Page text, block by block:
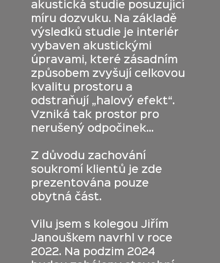
akustická studie posuzující
míru dozvuku. Na základě
výsledků studie je interiér
vybaven akustickými
úpravami, které zásadním
způsobem zvyšují celkovou
kvalitu prostoru a
odstraňují „halový efekt“.
Vzniká tak prostor pro
nerušený odpočinek...
Z důvodu zachování
soukromí klientů je zde
prezentována pouze
obytná část.
Vilu jsem s kolegou Jiřím
Janouškem navrhl v roce
2022. Na podzim 2024